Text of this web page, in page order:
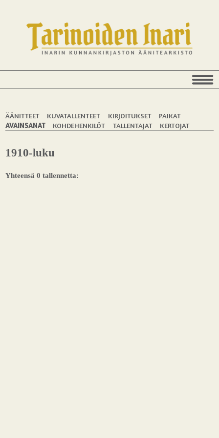
ÄÄNITTEET KUVATALLENTEET KIRJOITUKSET
PAIKAT
AVAINSANAT
KOHDEHENKILÖT TALLENTAJAT KERTOJAT
1910-luku
Yhteensä 0 tallennetta: